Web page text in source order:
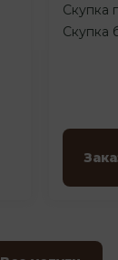
Скупка
Скупка